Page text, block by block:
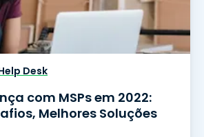
Desk
com MSPs em 2022:
Melhores Soluções